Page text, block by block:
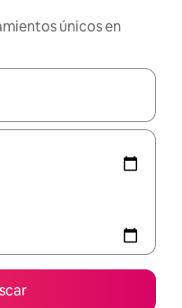
únicos en
disponibles, navega con